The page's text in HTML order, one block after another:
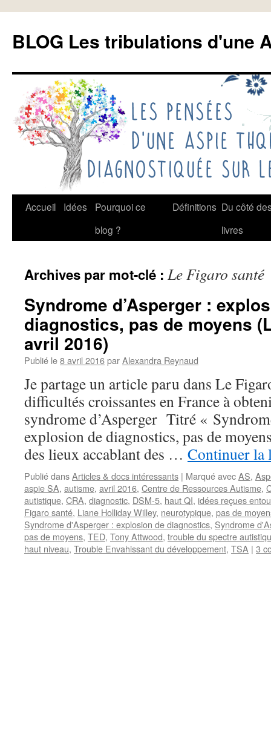
contenu
BLOG Les tribulations d'une
Accueil Idées
Pourquoi ce
blog ?
Définitions Du côté
livres
Archives par mot-clé : Le Figaro santé
Syndrome d’Asperger :
diagnostics, pas de moyens
avril 2016)
Publié le8 avril 2016parAlexandra Reynaud
Je partage un article paru dans Le
difficultés croissantes en France à
syndrome d’Asperger Titré «
explosion de diagnostics, pas de
des lieux accablant des … Continuer la
Publié dansArticles & docs intéressants | Marqué avecAS,
aspie SA, autisme, avril 2016, Centre de Ressources Autisme,
autistique, CRA, diagnostic, DSM-5, haut QI, idées reçues
Figaro santé, Liane Holliday Willey, neurotypique, pas de
Syndrome d'Asperger : explosion de diagnostics, Syndrome
pas de moyens, TED, Tony Attwood, trouble du spectre
haut niveau, Trouble Envahissant du développement, TSA | 3